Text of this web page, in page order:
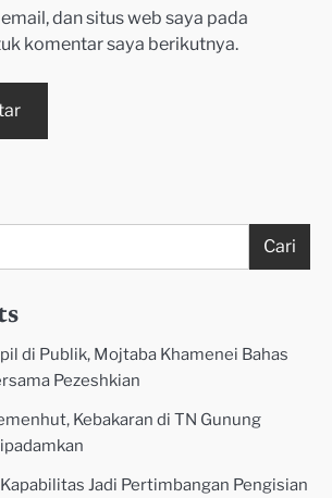
dan situs web saya pada
komentar saya berikutnya.
Cari
di Publik, Mojtaba Khamenei Bahas
Pezeshkian
Kebakaran di TN Gunung
Jadi Pertimbangan Pengisian